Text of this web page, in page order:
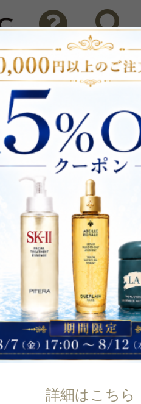
ハンドクリーム・ケア
問い合わせ 検索
ポイントプレゼント！
ランキング ブ
詳細はこちら
イムハニーを
ドクリーム
P可